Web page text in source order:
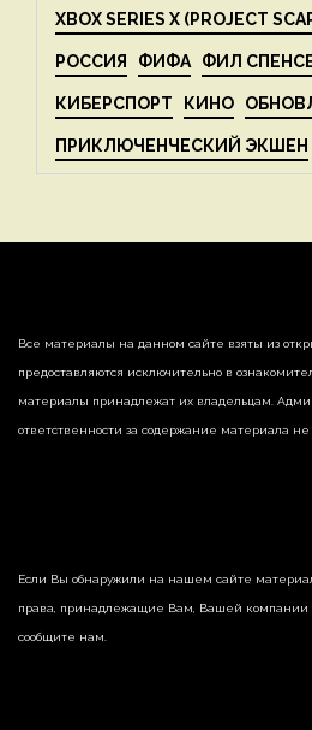
XBOX SERIES X (PROJECT
РОССИЯ ФИФА ФИЛ
КИБЕРСПОРТ КИНО
ПРИКЛЮЧЕНЧЕСКИЙ ЭКШЕН
Все материалы на данном сайте взяты из
предоставляются исключительно в
материалы принадлежат их владельцам.
ответственности за содержание материала не
Если Вы обнаружили на нашем сайте
права, принадлежащие Вам, Вашей компании
сообщите нам.